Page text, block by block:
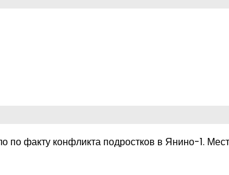
по факту конфликта подростков в Янино-1.